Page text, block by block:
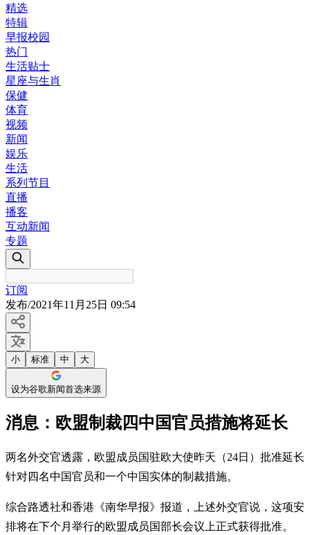
精选
特辑
早报校园
热门
生活贴士
星座与生肖
保健
体育
视频
新闻
娱乐
生活
系列节目
直播
播客
互动新闻
专题
订阅
发布/2021年11月25日 09:54
小 标准 中 大
设为谷歌新闻首选来源
消息：欧盟制裁四中国官员措施将延长
两名外交官透露，欧盟成员国驻欧大使昨天（24日）批准延长
针对四名中国官员和一个中国实体的制裁措施。
综合路透社和香港《南华早报》报道，上述外交官说，这项安
排将在下个月举行的欧盟成员国部长会议上正式获得批准。